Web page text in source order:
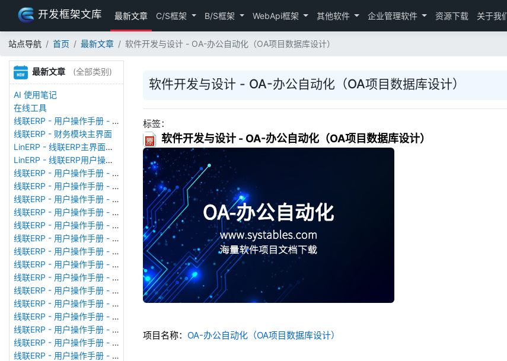
开发框架文库 最新文章 C/S框架 B/S框架 WebApi框架 其他软件 企业管理软件 资源下载 关于我
站点导航 首页 最新文章 软件开发与设计 - OA-办公自动化（OA项目数据库设计）
最新文章 (全部类别)
AI 使用笔记
在线工具
线联ERP - 用户操作手册 - 存货期初
线联ERP - 财务模块主界面
LinERP - 线联ERP主界面（HOME）
LinERP - 线联ERP用户操作手册 - 系统登陆
线联ERP - 用户操作手册 - 查看在线用户
线联ERP - 用户操作手册 - 数据备份
线联ERP - 用户操作手册 - 工厂管理
线联ERP - 用户操作手册 - 帐套管理
线联ERP - 用户操作手册 - 语种设置
线联ERP - 用户操作手册 - 国际化多语言
线联ERP - 用户操作手册 - 报表管理
线联ERP - 用户操作手册 - 字段名管理
线联ERP - 用户操作手册 - 模块管理
线联ERP - 用户操作手册 - 广播消息
线联ERP - 用户操作手册 - 审计日志
线联ERP - 用户操作手册 - 公司资料设置
线联ERP - 用户操作手册 - 系统参数设置
线联ERP - 用户操作手册 - 单据类型
线联ERP - 用户操作手册 - 号码规则
软件开发与设计 - OA-办公自动化（OA项目数据库设计）
标签：
软件开发与设计 - OA-办公自动化（OA项目数据库设计）
项目名称： OA-办公自动化（OA项目数据库设计）